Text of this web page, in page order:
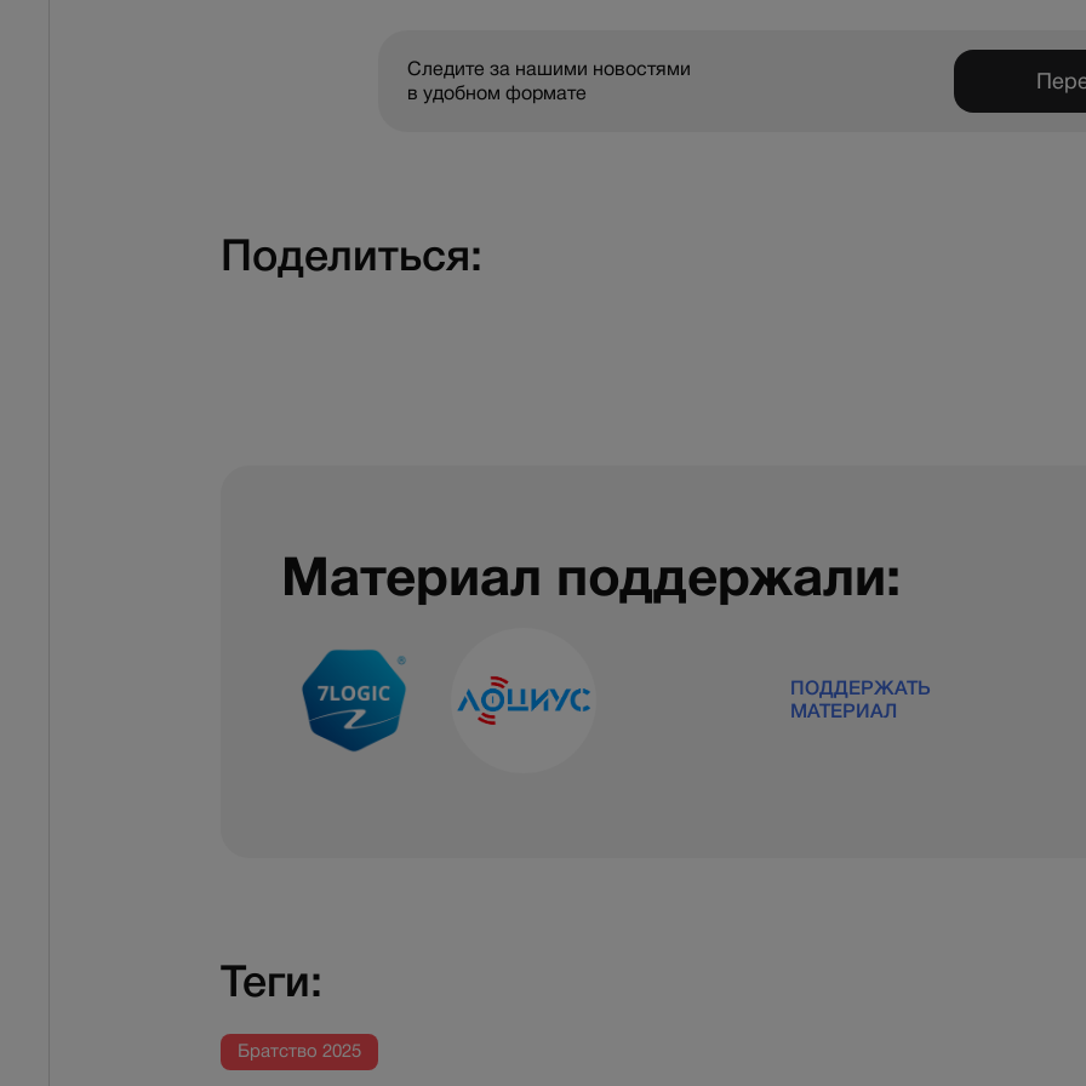
Следите за нашими новостями
в удобном формате
Поделиться:
Материал поддержали:
ПОДДЕРЖАТЬ
МАТЕРИАЛ
Теги:
Братство 2025